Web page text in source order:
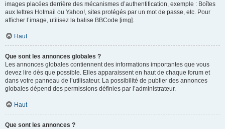
images placées derrière des mécanismes d’authentification, exemple : Boîtes
aux lettres Hotmail ou Yahoo!, sites protégés par un mot de passe, etc. Pour
afficher l’image, utilisez la balise BBCode [img].
Haut
Que sont les annonces globales ?
Les annonces globales contiennent des informations importantes que vous
devez lire dès que possible. Elles apparaissent en haut de chaque forum et
dans votre panneau de l’utilisateur. La possibilité de publier des annonces
globales dépend des permissions définies par l’administrateur.
Haut
Que sont les annonces ?